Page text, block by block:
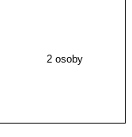
2 osoby